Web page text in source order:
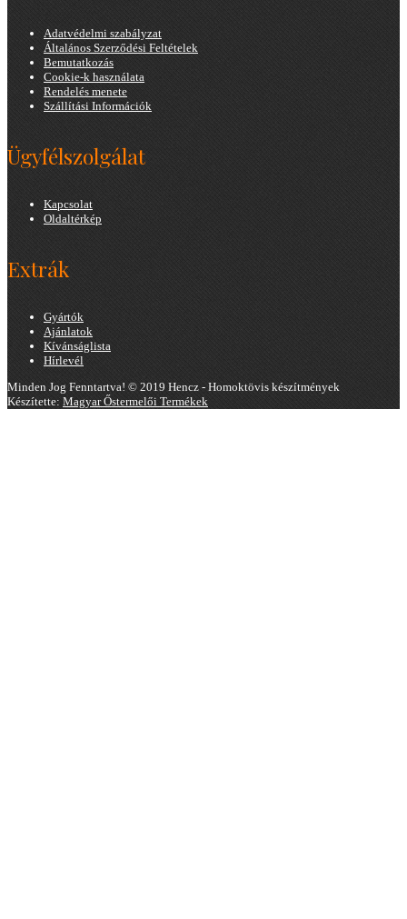
Adatvédelmi szabályzat
Általános Szerződési Feltételek
Bemutatkozás
Cookie-k használata
Rendelés menete
Szállítási Információk
Ügyfélszolgálat
Kapcsolat
Oldaltérkép
Extrák
Gyártók
Ajánlatok
Kívánságlista
Hírlevél
Minden Jog Fenntartva! © 2019 Hencz - Homoktövis készítmények
Készítette: Magyar Őstermelői Termékek